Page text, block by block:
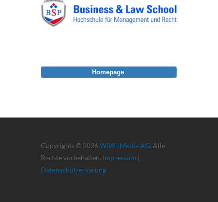
Copyrights © 2026 WiWi-Media AG. Alle
Rechte vorbehalten. Impressum |
Datenschutzerkärung
Homepage